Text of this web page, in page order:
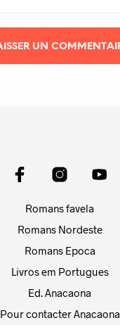
Romans favela
Romans Nordeste
Romans Epoca
Livros em Portugues
Ed. Anacaona
Pour contacter Anacaona